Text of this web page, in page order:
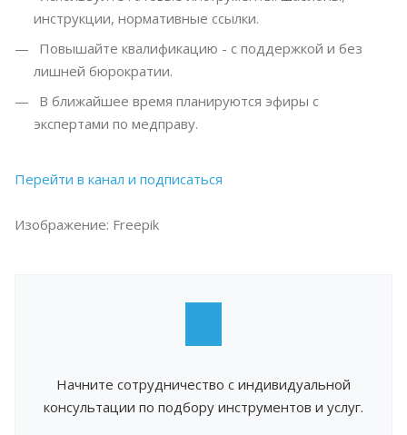
инструкции, нормативные ссылки.
Повышайте квалификацию - с поддержкой и без
лишней бюрократии.
В ближайшее время планируются эфиры с
экспертами по медправу.
Перейти в канал и подписаться
Изображение: Freepik
Начните сотрудничество с индивидуальной
консультации по подбору инструментов и услуг.